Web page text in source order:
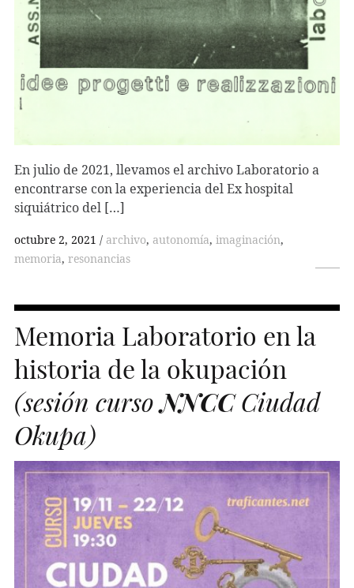
En julio de 2021, llevamos el archivo Laboratorio a
encontrarse con la experiencia del Ex hospital
siquiátrico del […]
octubre 2, 2021 archivo, autonomía, imaginación,
memoria, resonancias
Memoria Laboratorio en la
historia de la okupación
(sesión cursoNNCCCiudad
Okupa)